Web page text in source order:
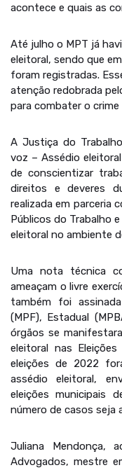
acontece e quais as
Até julho o MPT já
eleitoral, sendo que
foram registradas.
atenção redobrada
para combater o
A Justiça do
voz – Assédio
de conscientizar
direitos e deveres
realizada em parceria
Públicos do Trabalho
eleitoral no ambiente
Uma nota técnica
ameaçam o livre
também foi
(MPF), Estadual
órgãos se
eleitoral nas
eleições de 2022
assédio eleitoral,
eleições municipais
número de casos seja
Juliana Mendonça,
Advogados, mestre